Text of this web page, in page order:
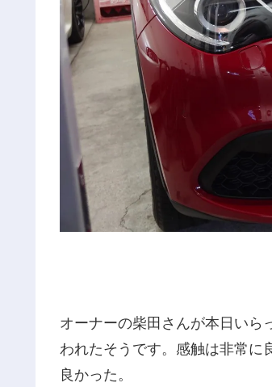
オーナーの柴田さんが本日いら
われたそうです。感触は非常に
良かった。